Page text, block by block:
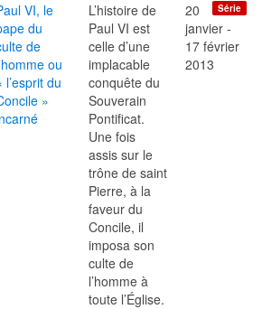
VI, le
du
de
ou
l’esprit du
»
L’histoire de
Paul VI est
celle d’une
implacable
conquête du
Souverain
Pontificat.
Une fois
assis sur le
trône de saint
Pierre, à la
faveur du
Concile, il
imposa son
culte de
l’homme à
toute l’Église.
Série
20
janvier -
17 février
2013